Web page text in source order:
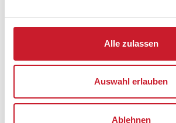
Alle zulassen
Auswahl erlauben
Ablehnen
Belegungskalender